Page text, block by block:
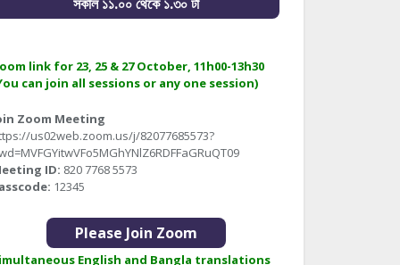
link for 23, 25 & 27 October, 11h00-13h30
can join all sessions or any one session)
Zoom Meeting
us02web.zoom.us/j/82077685573?
ID: 820 7768 5573
12345
Please Join Zoom
English and Bangla translations